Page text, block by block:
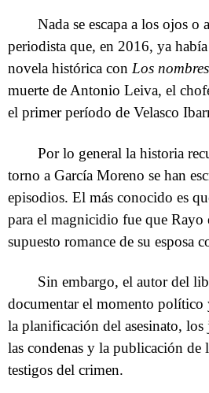
Nada se escapa a los ojos o
periodista que, en 2016, ya
novela histórica con Los
muerte de Antonio Leiva, el
el primer período de Velasco
Por lo general la historia
torno a García Moreno se han
episodios. El más conocido es
para el magnicidio fue que Rayo
supuesto romance de su esposa
Sin embargo, el autor del
documentar el momento político
la planificación del asesinato,
las condenas y la publicación de
testigos del crimen.